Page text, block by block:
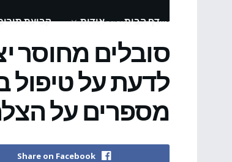
דף הבית אודות קביעת Home כתבות נוספות
סובלים מחוסר
לדעת על טיפול
מספרים על
Share on Facebook